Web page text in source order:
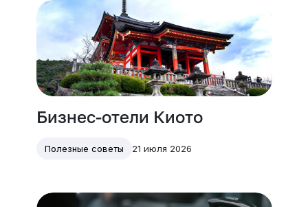
Бизнес-отели Киото
Полезные советы 21 июля 2026